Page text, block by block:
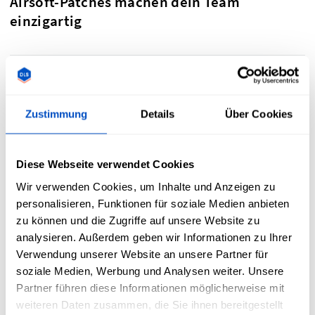
Zustimmung Details Über Cookies
Diese Webseite verwendet Cookies
Wir verwenden Cookies, um Inhalte und Anzeigen zu
personalisieren, Funktionen für soziale Medien anbieten
zu können und die Zugriffe auf unsere Website zu
analysieren. Außerdem geben wir Informationen zu Ihrer
Verwendung unserer Website an unsere Partner für
soziale Medien, Werbung und Analysen weiter. Unsere
Partner führen diese Informationen möglicherweise mit
weiteren Daten zusammen, die Sie ihnen bereitgestellt
einzigartig
Personalisierte Airsoft-Patches bieten eine einzigartige
Möglichkeit, dein Team zu kennzeichnen. Durch das